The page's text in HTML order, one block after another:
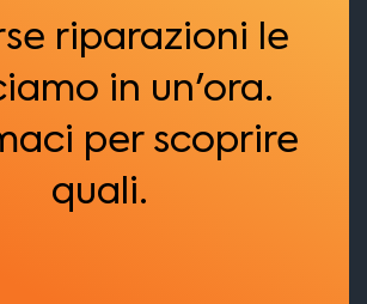
riparazioni le
in un'ora.
per scoprire
quali.